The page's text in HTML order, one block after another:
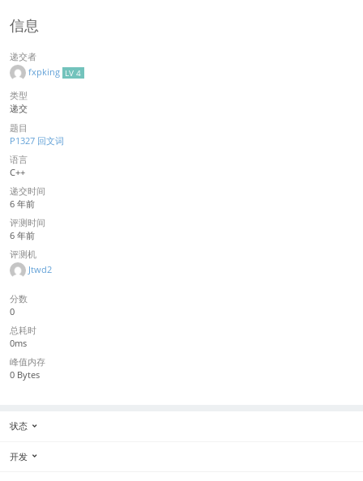
信息
递交者
fxpking LV 4
类型
递交
题目
P1327 回文词
语言
C++
递交时间
6 年前
评测时间
6 年前
评测机
Jtwd2
分数
0
总耗时
0ms
峰值内存
0 Bytes
状态
开发